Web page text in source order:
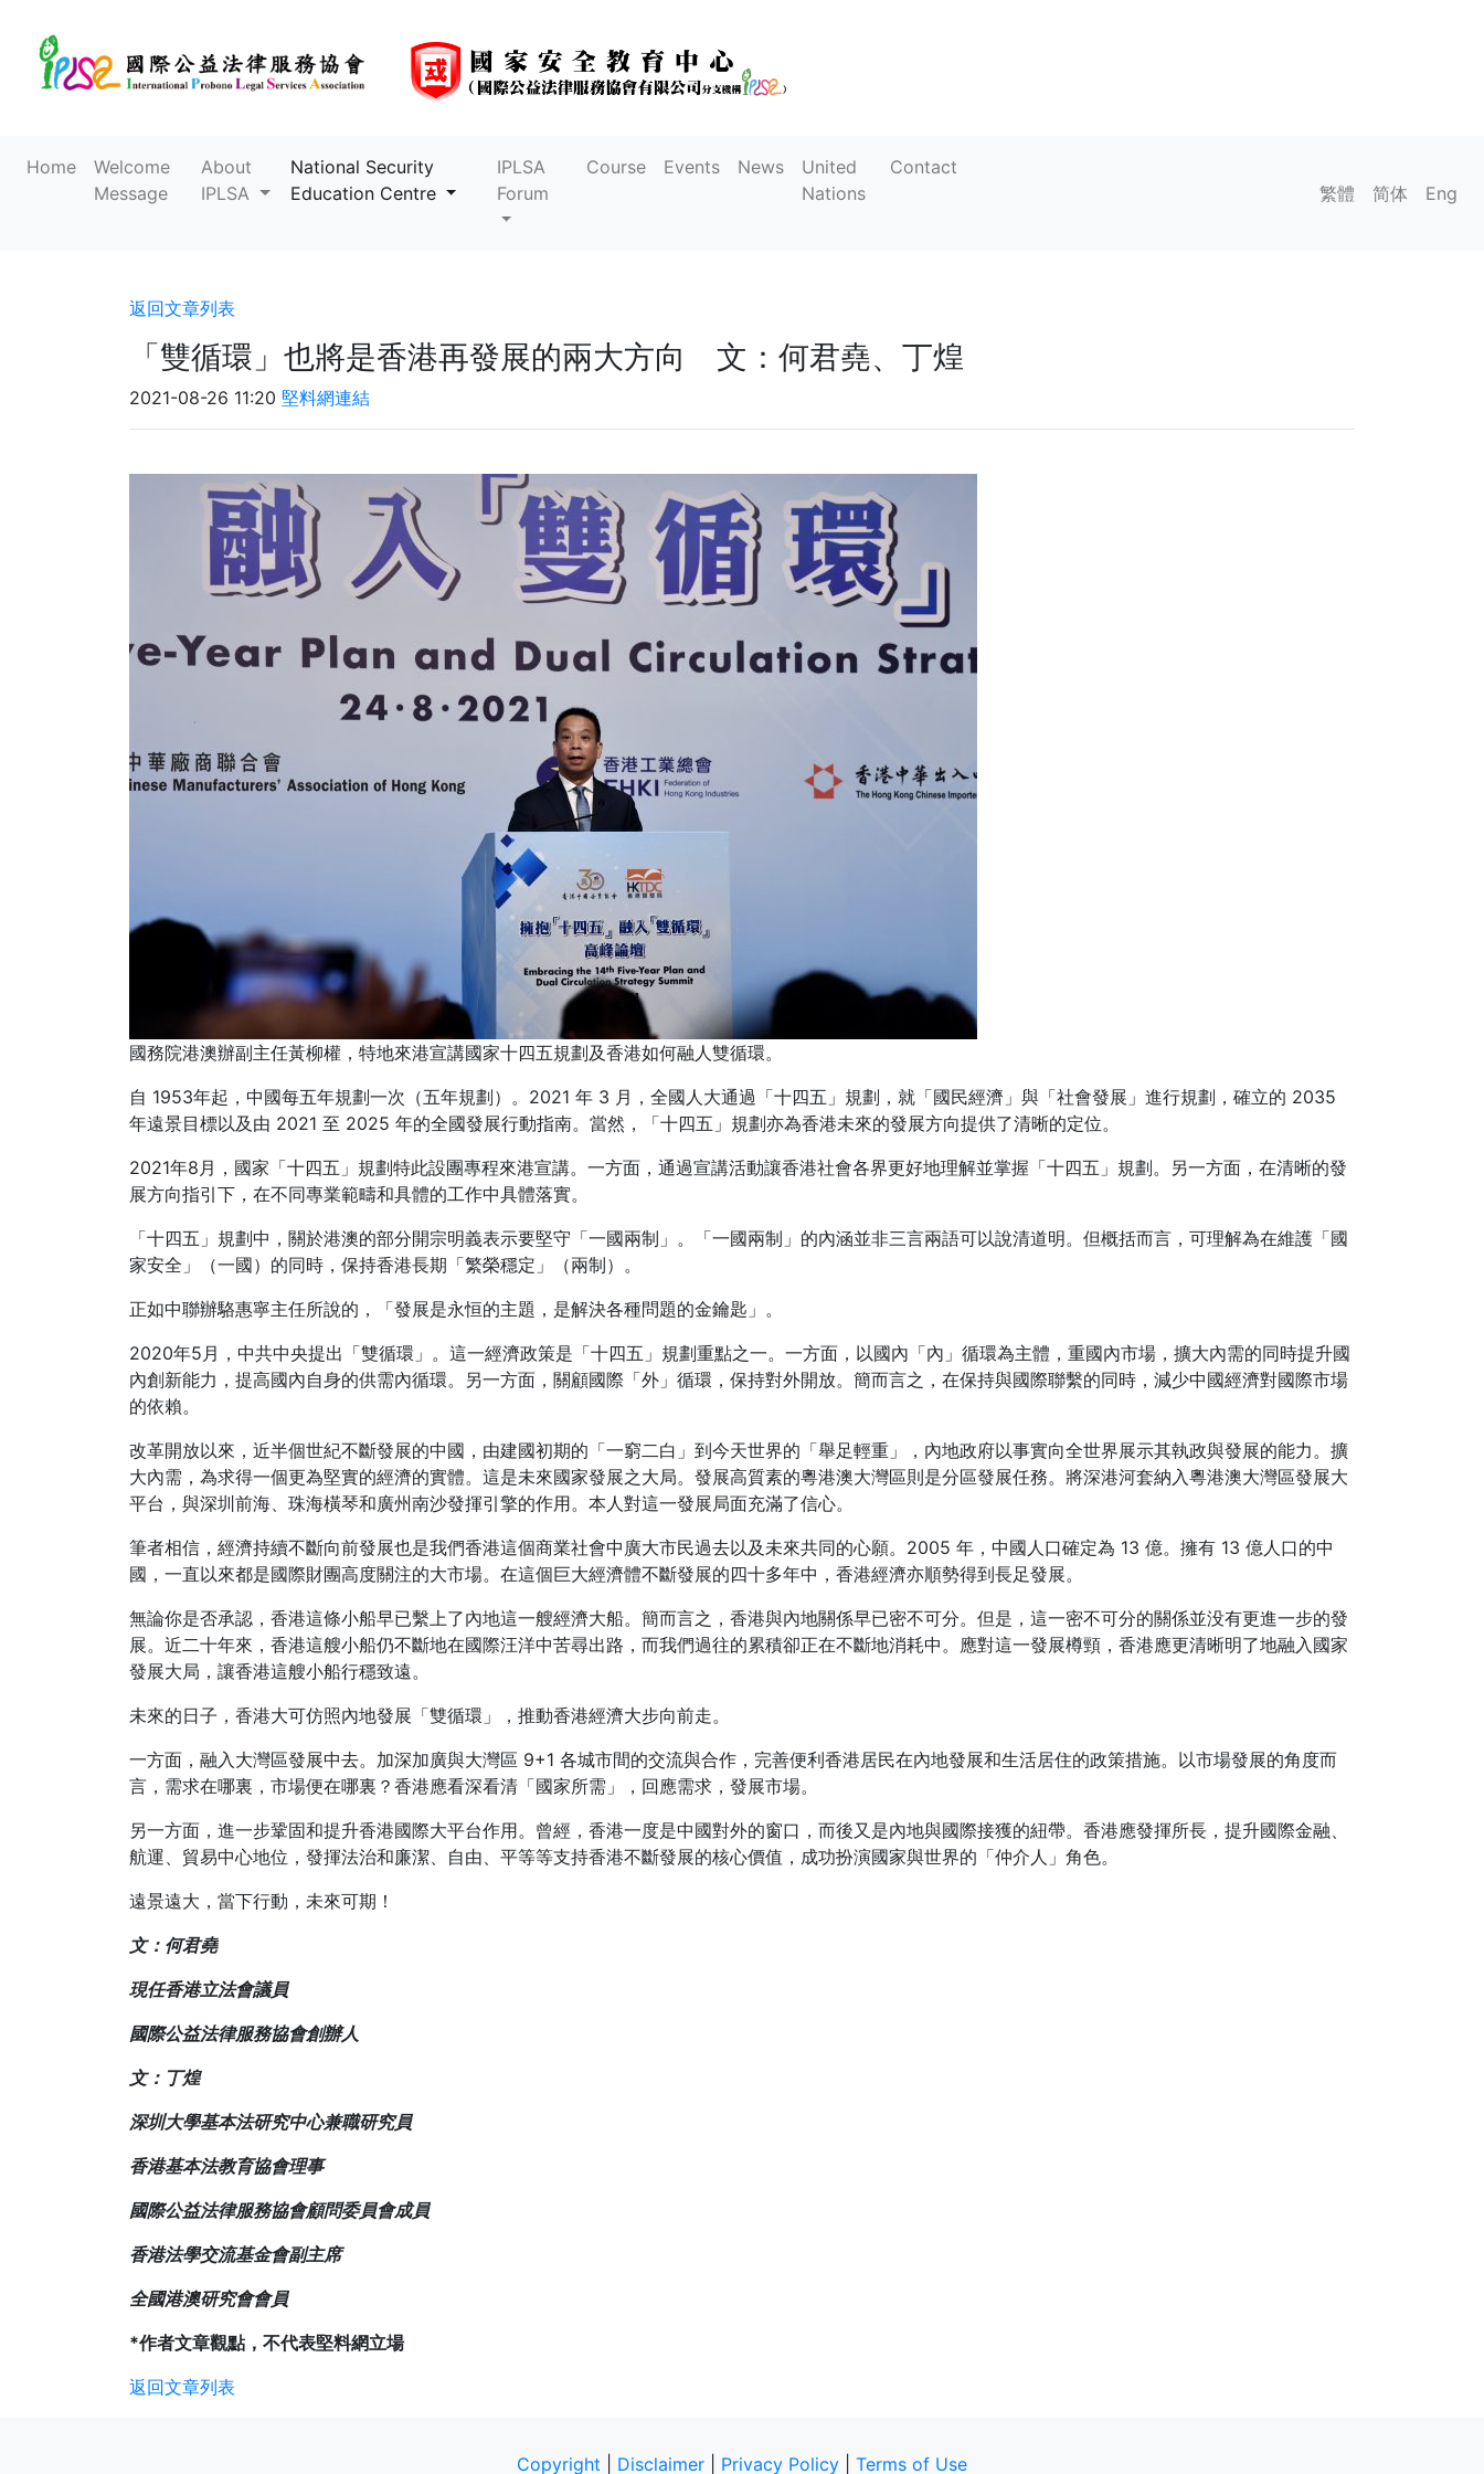
Home
Welcome
Message
About
IPLSA
National Security
Education Centre
IPLSA
Forum
Course Events News
United
Nations
Contact
繁體
简体 Eng
返回文章列表
「雙循環」也將是香港再發展的兩大方向 文：何君堯、丁煌
2021-08-26 11:20 堅料網連結
國務院港澳辦副主任黃柳權，特地來港宣講國家十四五規劃及香港如何融人雙循環。
自 1953年起，中國每五年規劃一次（五年規劃）。2021 年 3 月，全國人大通過「十四五」規劃，就「國民經濟」與「社會發展」進行規劃，確立的 2035
年遠景目標以及由 2021 至 2025 年的全國發展行動指南。當然，「十四五」規劃亦為香港未來的發展方向提供了清晰的定位。
2021年8月，國家「十四五」規劃特此設團專程來港宣講。一方面，通過宣講活動讓香港社會各界更好地理解並掌握「十四五」規劃。另一方面，在清晰的發
展方向指引下，在不同專業範疇和具體的工作中具體落實。
「十四五」規劃中，關於港澳的部分開宗明義表示要堅守「一國兩制」。「一國兩制」的內涵並非三言兩語可以說清道明。但概括而言，可理解為在維護「國
家安全」（一國）的同時，保持香港長期「繁榮穩定」（兩制）。
正如中聯辦駱惠寧主任所說的，「發展是永恒的主題，是解決各種問題的金鑰匙」。
2020年5月，中共中央提出「雙循環」。這一經濟政策是「十四五」規劃重點之一。一方面，以國內「內」循環為主體，重國內市場，擴大內需的同時提升國
內創新能力，提高國內自身的供需內循環。另一方面，關顧國際「外」循環，保持對外開放。簡而言之，在保持與國際聯繫的同時，減少中國經濟對國際市場
的依賴。
改革開放以來，近半個世紀不斷發展的中國，由建國初期的「一窮二白」到今天世界的「舉足輕重」，內地政府以事實向全世界展示其執政與發展的能力。擴
大內需，為求得一個更為堅實的經濟的實體。這是未來國家發展之大局。發展高質素的粵港澳大灣區則是分區發展任務。將深港河套納入粵港澳大灣區發展大
平台，與深圳前海、珠海橫琴和廣州南沙發揮引擎的作用。本人對這一發展局面充滿了信心。
筆者相信，經濟持續不斷向前發展也是我們香港這個商業社會中廣大市民過去以及未來共同的心願。2005 年，中國人口確定為 13 億。擁有 13 億人口的中
國，一直以來都是國際財團高度關注的大市場。在這個巨大經濟體不斷發展的四十多年中，香港經濟亦順勢得到長足發展。
無論你是否承認，香港這條小船早已繫上了內地這一艘經濟大船。簡而言之，香港與內地關係早已密不可分。但是，這一密不可分的關係並没有更進一步的發
展。近二十年來，香港這艘小船仍不斷地在國際汪洋中苦尋出路，而我們過往的累積卻正在不斷地消耗中。應對這一發展樽頸，香港應更清晰明了地融入國家
發展大局，讓香港這艘小船行穩致遠。
未來的日子，香港大可仿照內地發展「雙循環」，推動香港經濟大步向前走。
一方面，融入大灣區發展中去。加深加廣與大灣區 9+1 各城市間的交流與合作，完善便利香港居民在內地發展和生活居住的政策措施。以市場發展的角度而
言，需求在哪裏，市場便在哪裏？香港應看深看清「國家所需」，回應需求，發展市場。
另一方面，進一步鞏固和提升香港國際大平台作用。曾經，香港一度是中國對外的窗口，而後又是內地與國際接獲的紐帶。香港應發揮所長，提升國際金融、
航運、貿易中心地位，發揮法治和廉潔、自由、平等等支持香港不斷發展的核心價值，成功扮演國家與世界的「仲介人」角色。
遠景遠大，當下行動，未來可期！
文：何君堯
現任香港立法會議員
國際公益法律服務協會創辦人
文：丁煌
深圳大學基本法研究中心兼職研究員
香港基本法教育協會理事
國際公益法律服務協會顧問委員會成員
香港法學交流基金會副主席
全國港澳研究會會員
*作者文章觀點，不代表堅料網立場
返回文章列表
Copyright Disclaimer Privacy Policy Terms of Use